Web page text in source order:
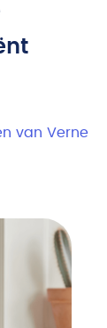
van Verne